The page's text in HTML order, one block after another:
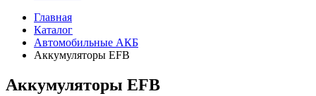
Главная
Каталог
Автомобильные АКБ
Аккумуляторы EFB
Аккумуляторы EFB